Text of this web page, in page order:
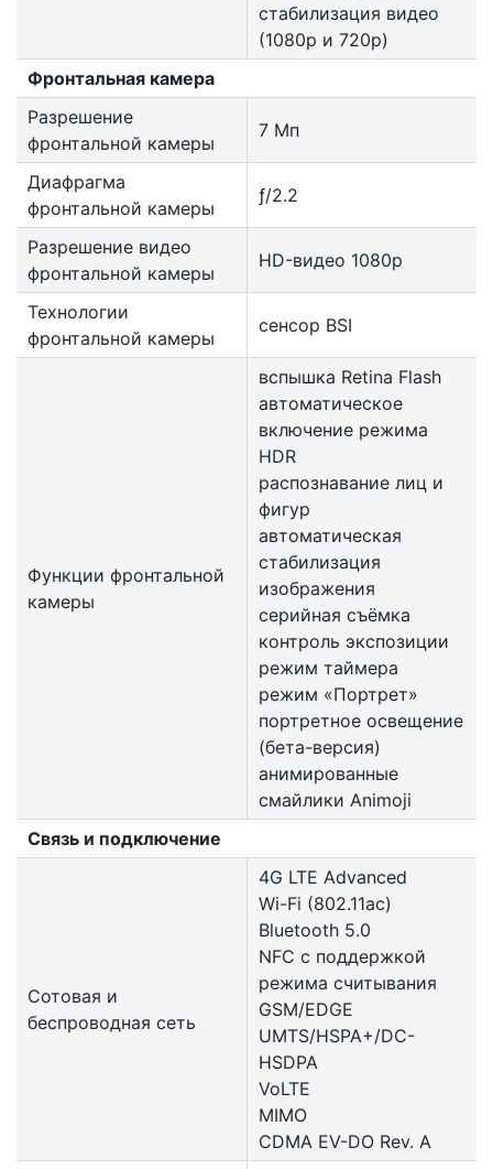
стабилизация видео
(1080p и 720p)
Фронтальная камера
Разрешение
фронтальной камеры
7 Мп
Диафрагма
фронтальной камеры
ƒ/2.2
Разрешение видео
фронтальной камеры
HD-видео 1080p
Технологии
фронтальной камеры
сенсор BSI
Функции фронтальной
камеры
вспышка Retina Flash
автоматическое
включение режима
HDR
распознавание лиц и
фигур
автоматическая
стабилизация
изображения
серийная съëмка
контроль экспозиции
режим таймера
режим «Портрет»
портретное освещение
(бета-версия)
анимированные
смайлики Animoji
Связь и подключение
Сотовая и
беспроводная сеть
4G LTE Advanced
Wi-Fi (802.11​ac)
Bluetooth 5.0
NFC с поддержкой
режима считывания
GSM/EDGE
UMTS/​HSPA+/​DC-
HSDPA
VoLTE
MIMO
CDMA EV-DO Rev. A